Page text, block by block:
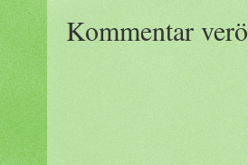
Kommentar